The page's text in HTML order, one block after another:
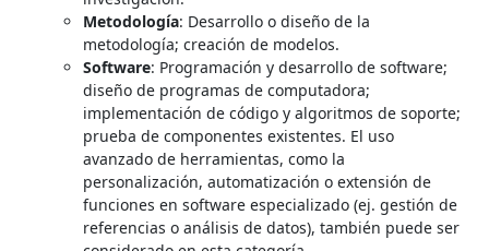
Metodología: Desarrollo o diseño de la
metodología; creación de modelos.
Software: Programación y desarrollo de software;
diseño de programas de computadora;
implementación de código y algoritmos de soporte;
prueba de componentes existentes. El uso
avanzado de herramientas, como la
personalización, automatización o extensión de
funciones en software especializado (ej. gestión de
referencias o análisis de datos), también puede ser